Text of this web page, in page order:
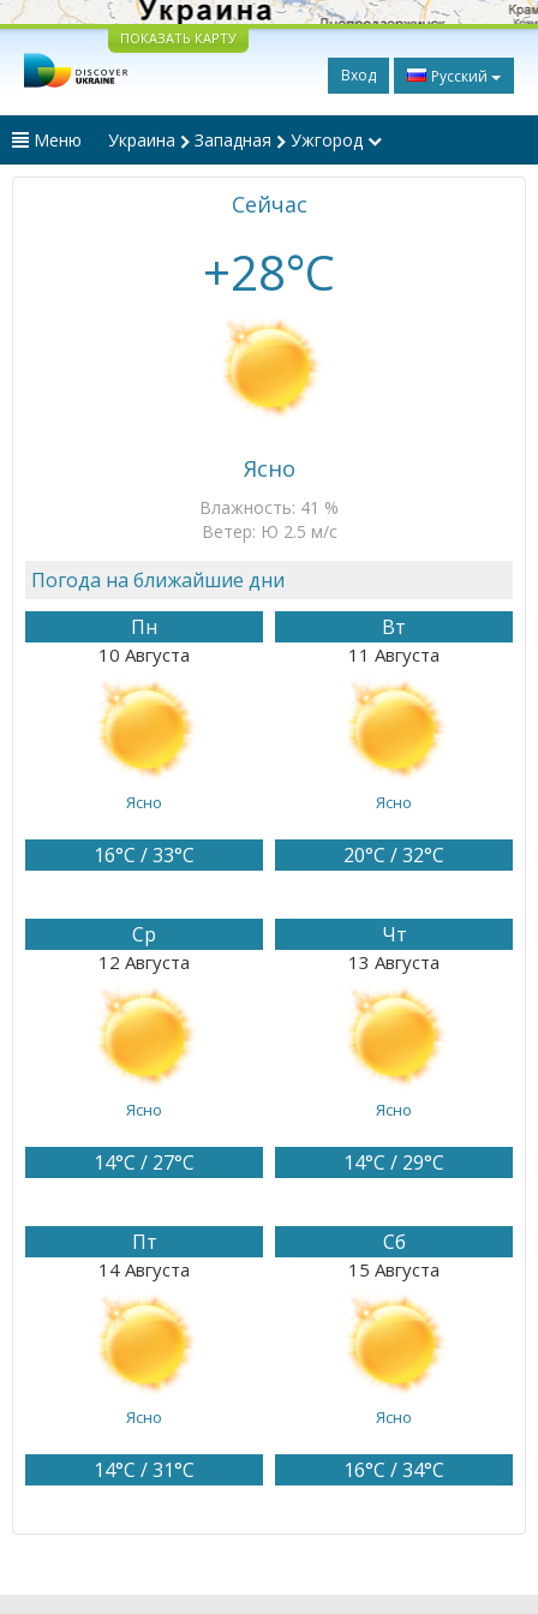
ПОКАЗАТЬ КАРТУ
Вход Русский
Меню Украина Западная Ужгород
Сейчас
+28°C
Ясно
Влажность: 41 %
Ветер: Ю 2.5 м/с
Погода на ближайшие дни
Пн
10 Августа
Ясно
16°C / 33°C
Вт
11 Августа
Ясно
20°C / 32°C
Ср
12 Августа
Ясно
14°C / 27°C
Чт
13 Августа
Ясно
14°C / 29°C
Пт
14 Августа
Ясно
14°C / 31°C
Сб
15 Августа
Ясно
16°C / 34°C